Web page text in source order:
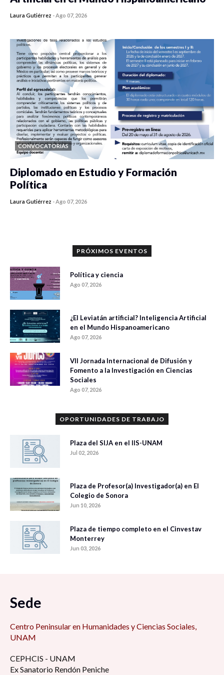
Laura Gutiérrez -Ago 07, 2026
CONVOCATORIAS
Diplomado en Estudio y Formación
Política
Laura Gutiérrez -Ago 07, 2026
PRÓXIMOS EVENTOS
Política y ciencia
Ago 07, 2026
¿El Leviatán artificial? Inteligencia Artificial
en el Mundo Hispanoamericano
Ago 07, 2026
VII Jornada Internacional de Difusión y
Fomento a la Investigación en Ciencias
Sociales
Ago 07, 2026
OPORTUNIDADES DE TRABAJO
Plaza del SIJA en el IIS-UNAM
Jul 02, 2026
Plaza de Profesor(a) Investigador(a) en El
Colegio de Sonora
Jun 10, 2026
Plaza de tiempo completo en el Cinvestav
Monterrey
Jun 03, 2026
Sede
Centro Peninsular en Humanidades y Ciencias Sociales,
UNAM
CEPHCIS - UNAM
Ex Sanatorio Rendón Peniche